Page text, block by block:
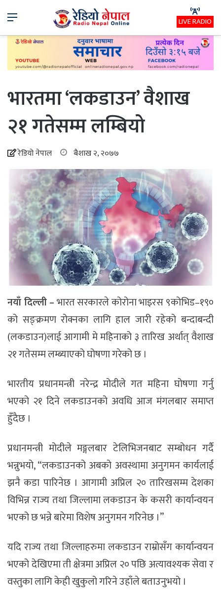
Menu LIVE RADIO
भारतमा ‘लकडाउन’ वैशाख
२१ गतेसम्म लम्बियो
रेडियो नेपाल बैशाख २, २०७७
नयाँ दिल्ली –भारत सरकारले कोरोना भाइरस ९कोभिड–१९०
को सङ्क्रमण रोक्नका लागि हाल जारी रहेको बन्दाबन्दी
(लकडाउन)लाई आगामी मे महिनाको ३ तारिख अर्थात् वैशाख
२१ गतेसम्म लम्ब्याएको घोषणा गरेको छ ।
भारतीय प्रधानमन्त्री नरेन्द्र मोदीले गत महिना घोषणा गर्नु
भएको २१ दिने लकडाउनको अवधि आज मंगलबार समाप्त
हुँदैछ ।
प्रधानमन्त्री मोदीले मङ्गलबार टेलिभिजनबाट सम्बोधन गर्दै
भन्नुभयो, “लकडाउनको अबको अवस्थामा अनुगमन कार्यलाई
झनै कडा पारिनेछ । आगामी अप्रिल २० तारिखसम्म देशका
विभिन्न राज्य तथा जिल्लामा लकडाउन के कसरी कार्यान्वयन
भएको छ भन्ने बारेमा विशेष अनुगमन गरिनेछ ।”
यदि राज्य तथा जिल्लाहरुमा लकडाउन राम्रोसँग कार्यान्वयन
भएको देखिएमा ती क्षेत्रमा अप्रिल २० पछि अत्यावश्यक सेवा र
वस्तुका लागि केही खुकुलो गरिने उहाँले बताउनुभयो ।